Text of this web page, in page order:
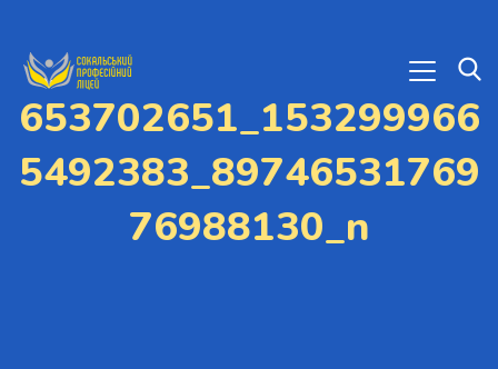
653702651_153299966
5492383_89746531769
76988130_n